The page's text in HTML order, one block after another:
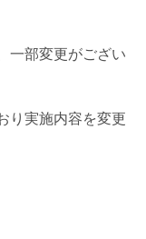
一部変更がござい
り実施内容を変更